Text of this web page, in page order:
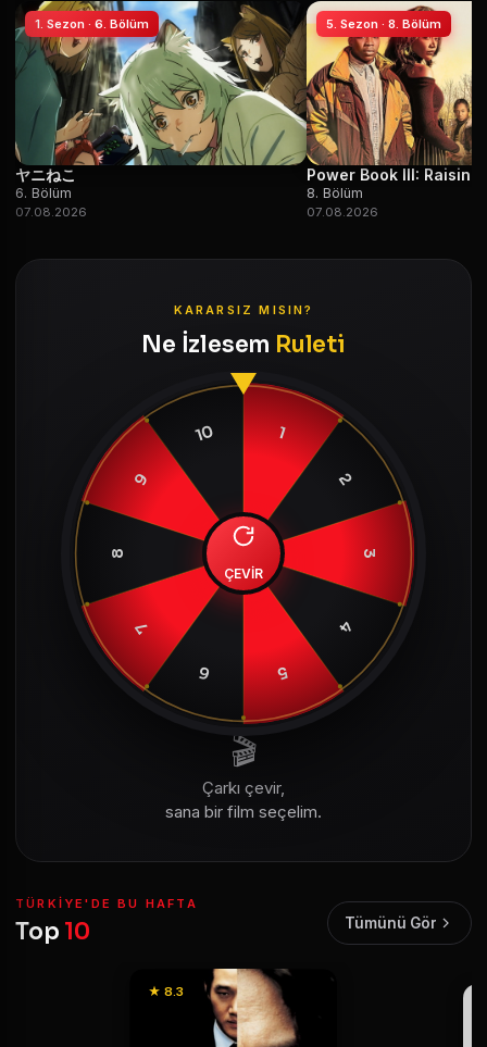
1. Sezon · 6. Bölüm
ヤニねこ
6. Bölüm
07.08.2026
5. Sezon · 8. Bölüm
Power Book III: Raising
8. Bölüm
07.08.2026
KARARSIZ MISIN?
Ne İzlesem Ruleti
1
2
3
4
5
6
7
8
9
10
ÇEVİR
🎬
Çarkı çevir,
sana bir film seçelim.
TÜRKIYE'DE BU HAFTA
Top 10 Tümünü Gör
★ 8.3